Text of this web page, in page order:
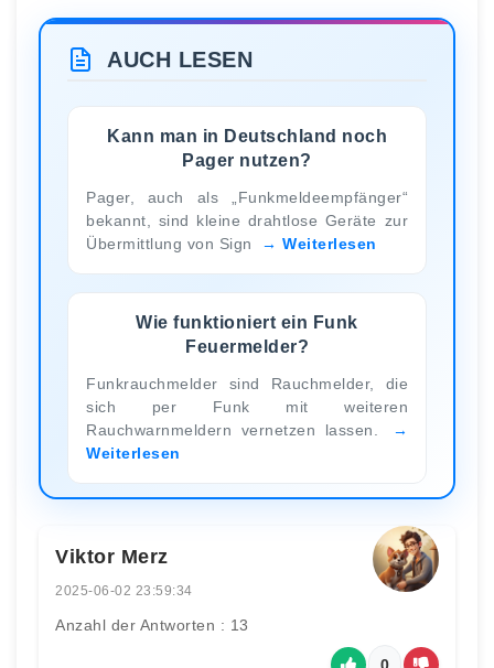
AUCH LESEN
Kann man in Deutschland noch
Pager nutzen?
Pager, auch als „Funkmeldeempfänger“
bekannt, sind kleine drahtlose Geräte zur
Übermittlung von Sign
Weiterlesen
Wie funktioniert ein Funk
Feuermelder?
Funkrauchmelder sind Rauchmelder, die
sich per Funk mit weiteren
Rauchwarnmeldern vernetzen lassen.
Weiterlesen
Viktor Merz
2025-06-02 23:59:34
Anzahl der Antworten : 13